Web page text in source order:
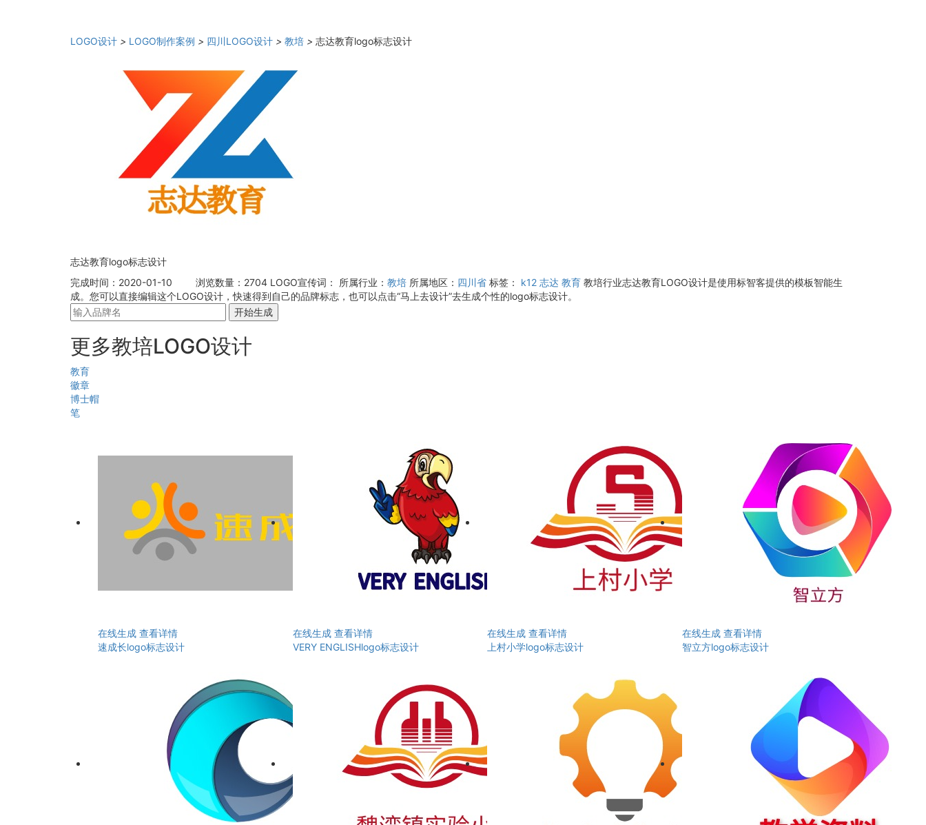
LOGO设计 > LOGO制作案例 > 四川LOGO设计 > 教培 > 志达教育logo标志设计
志达教育logo标志设计
完成时间：2020-01-10
浏览数量：2704 LOGO宣传词： 所属行业： 教培 所属地区： 四川省 标签： k12 志达 教育 教培行业志达教育LOGO设计是使用标智客提供的模板智能生
成。您可以直接编辑这个LOGO设计，快速得到自己的品牌标志，也可以点击“马上去设计”去生成个性的logo标志设计。
开始生成
更多教培LOGO设计
教育
徽章
博士帽
笔
在线生成 查看详情
速成长logo标志设计
在线生成 查看详情
VERY ENGLISHlogo标志设计
在线生成 查看详情
上村小学logo标志设计
在线生成 查看详情
智立方logo标志设计